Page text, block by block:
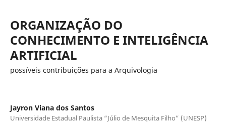
ORGANIZAÇÃO DO
CONHECIMENTO E INTELIGÊNCIA
ARTIFICIAL
possíveis contribuições para a Arquivologia
Jayron Viana dos Santos
Universidade Estadual Paulista “Júlio de Mesquita Filho” (UNESP)